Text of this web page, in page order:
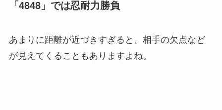
「4848」では忍耐力勝負
あまりに距離が近づきすぎると、相手の欠点など
が見えてくることもありますよね。